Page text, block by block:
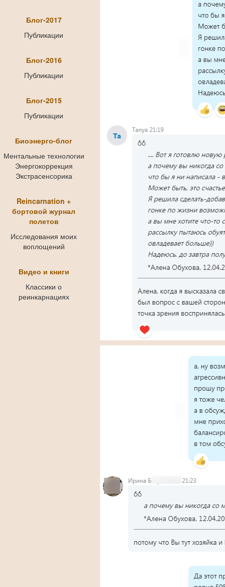
Блог-2017
Публикации
Блог-2016
Публикации
Блог-2015
Публикации
Биоэнерго-блог
Ментальные технологии
Энергокоррекция
Экстрасенсорика
Reincarnation +
бортовой журнал
полетов
Исследования моих
воплощений
Видео и книги
Классики о
реинкарнациях